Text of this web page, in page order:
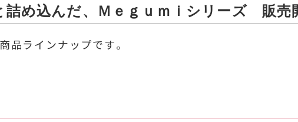
詰め込んだ、Ｍｅｇｕｍｉシリーズ 販売
品ラインナップです。